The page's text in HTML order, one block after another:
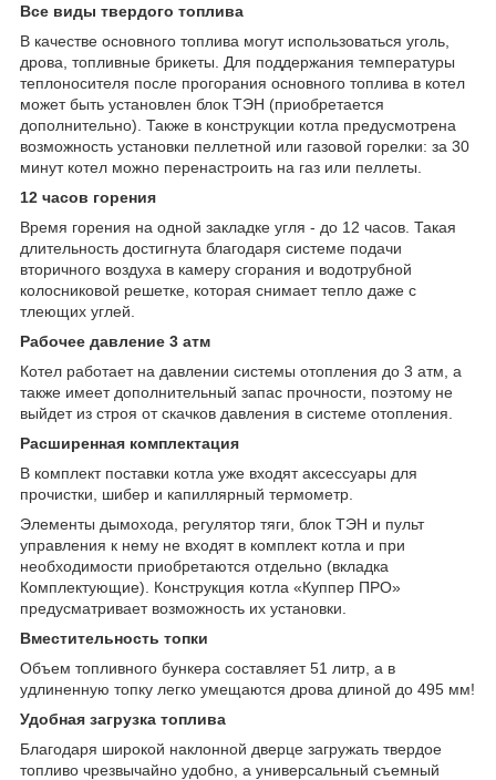
Все виды твердого топлива
В качестве основного топлива могут использоваться уголь,
дрова, топливные брикеты. Для поддержания температуры
теплоносителя после прогорания основного топлива в котел
может быть установлен блок ТЭН (приобретается
дополнительно). Также в конструкции котла предусмотрена
возможность установки пеллетной или газовой горелки: за 30
минут котел можно перенастроить на газ или пеллеты.
12 часов горения
Время горения на одной закладке угля - до 12 часов. Такая
длительность достигнута благодаря системе подачи
вторичного воздуха в камеру сгорания и водотрубной
колосниковой решетке, которая снимает тепло даже с
тлеющих углей.
Рабочее давление 3 атм
Котел работает на давлении системы отопления до 3 атм, а
также имеет дополнительный запас прочности, поэтому не
выйдет из строя от скачков давления в системе отопления.
Расширенная комплектация
В комплект поставки котла уже входят аксессуары для
прочистки, шибер и капиллярный термометр.
Элементы дымохода, регулятор тяги, блок ТЭН и пульт
управления к нему не входят в комплект котла и при
необходимости приобретаются отдельно (вкладка
Комплектующие). Конструкция котла «Куппер ПРО»
предусматривает возможность их установки.
Вместительность топки
Объем топливного бункера составляет 51 литр, а в
удлиненную топку легко умещаются дрова длиной до 495 мм!
Удобная загрузка топлива
Благодаря широкой наклонной дверце загружать твердое
топливо чрезвычайно удобно, а универсальный съемный